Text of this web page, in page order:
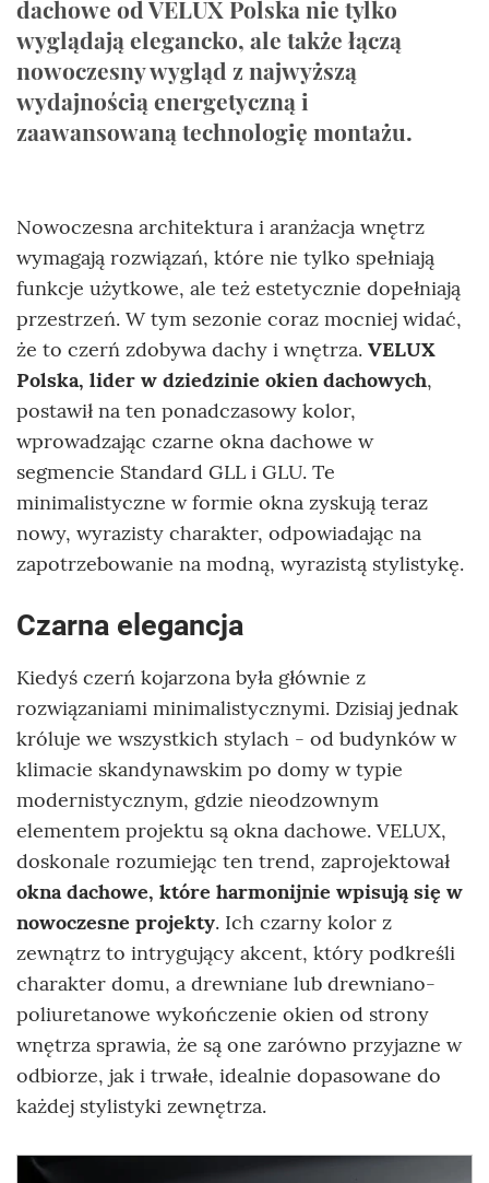
dachowe od VELUX Polska nie tylko
wyglądają elegancko, ale także łączą
nowoczesny wygląd z najwyższą
wydajnością energetyczną i
zaawansowaną technologię montażu.
Nowoczesna architektura i aranżacja wnętrz
wymagają rozwiązań, które nie tylko spełniają
funkcje użytkowe, ale też estetycznie dopełniają
przestrzeń. W tym sezonie coraz mocniej widać,
że to czerń zdobywa dachy i wnętrza. VELUX
Polska, lider w dziedzinie okien dachowych,
postawił na ten ponadczasowy kolor,
wprowadzając czarne okna dachowe w
segmencie Standard GLL i GLU. Te
minimalistyczne w formie okna zyskują teraz
nowy, wyrazisty charakter, odpowiadając na
zapotrzebowanie na modną, wyrazistą stylistykę.
Czarna elegancja
Kiedyś czerń kojarzona była głównie z
rozwiązaniami minimalistycznymi. Dzisiaj jednak
króluje we wszystkich stylach - od budynków w
klimacie skandynawskim po domy w typie
modernistycznym, gdzie nieodzownym
elementem projektu są okna dachowe. VELUX,
doskonale rozumiejąc ten trend, zaprojektował
okna dachowe, które harmonijnie wpisują się w
nowoczesne projekty. Ich czarny kolor z
zewnątrz to intrygujący akcent, który podkreśli
charakter domu, a drewniane lub drewniano-
poliuretanowe wykończenie okien od strony
wnętrza sprawia, że są one zarówno przyjazne w
odbiorze, jak i trwałe, idealnie dopasowane do
każdej stylistyki zewnętrza.